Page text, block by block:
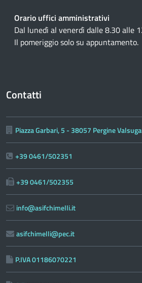
Orario uffici amministrativi
Dal lunedì al venerdì dalle 8.30 alle
Il pomeriggio solo su appuntamento.
Contatti
Piazza Garbari, 5 - 38057 Pergine
+39 0461/502351
+39 0461/502355
info@asifchimelli.it
asifchimelli@pec.it
P.IVA 01186070221